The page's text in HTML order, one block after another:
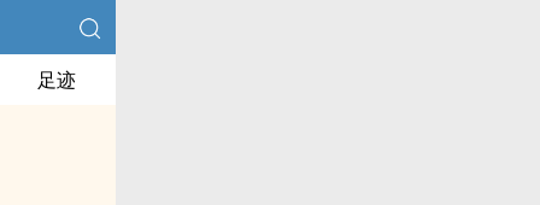
足迹